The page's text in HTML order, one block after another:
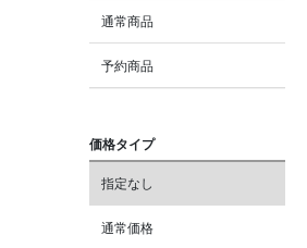
通常商品
予約商品
価格タイプ
指定なし
通常価格